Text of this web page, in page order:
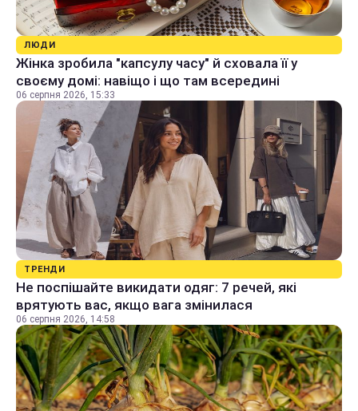
ЛЮДИ
Жінка зробила "капсулу часу" й сховала її у
своєму домі: навіщо і що там всередині
06 серпня 2026, 15:33
ТРЕНДИ
Не поспішайте викидати одяг: 7 речей, які
врятують вас, якщо вага змінилася
06 серпня 2026, 14:58